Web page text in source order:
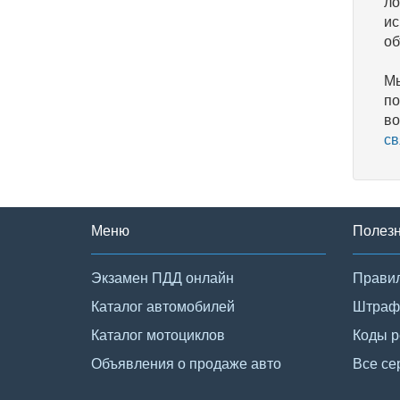
Меню
Экзамен ПДД онлайн
Каталог автомобилей
Каталог мотоциклов
Объявления о продаже авто
Коды
Все